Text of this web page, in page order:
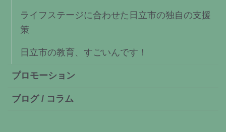
ライフステージに合わせた日立市の独自の支援
策
日立市の教育、すごいんです！
プロモーション
ブログ / コラム